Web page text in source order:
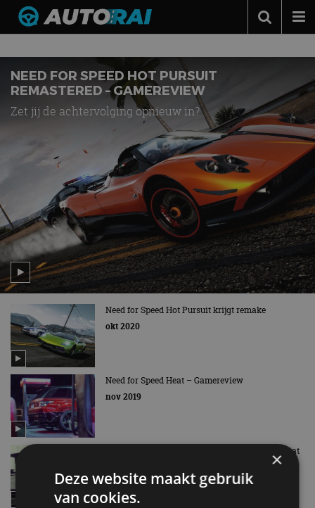
Podcast
Adverteren
Contact
MotorRAI.nl
Nieuws overNeed for Speed
NEED FOR SPEED HOT PURSUIT
REMASTERED – GAMEREVIEW
Zet jij de achtervolging opnieuw in?
Need for Speed Hot Pursuit krijgt remake
okt 2020
Need for Speed Heat – Gamereview
nov 2019
Nieuwe Need for Speed-game op komst: NFS Heat
×
Deze website maakt gebruik
van cookies.